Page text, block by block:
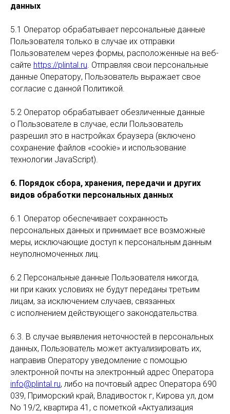
данных
5.1 Оператор обрабатывает персональные данные
Пользователя только в случае их отправки
Пользователем через формы, расположенные на веб-
сайте https://plintal.ru. Отправляя свои персональные
данные Оператору, Пользователь выражает свое
согласие с данной Политикой.
5.2 Оператор обрабатывает обезличенные данные
о Пользователе в случае, если Пользователь
разрешил это в настройках браузера (включено
сохранение файлов «cookie» и использование
технологии JavaScript).
6. Порядок сбора, хранения, передачи и других
видов обработки персональных данных
6.1 Оператор обеспечивает сохранность
персональных данных и принимает все возможные
меры, исключающие доступ к персональным данным
неуполномоченных лиц.
6.2 Персональные данные Пользователя никогда,
ни при каких условиях не будут переданы третьим
лицам, за исключением случаев, связанных
с исполнением действующего законодательства.
6.3. В случае выявления неточностей в персональных
данных, Пользователь может актуализировать их,
направив Оператору уведомление с помощью
электронной почты на электронный адрес Оператора
info@plintal.ru, либо на почтовый адрес Оператора 690
039, Приморский край, Владивосток г, Кирова ул, дом
No 19/2, квартира 41, с пометкой «Актуализация